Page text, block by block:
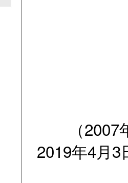
（2007年
2019年4月3